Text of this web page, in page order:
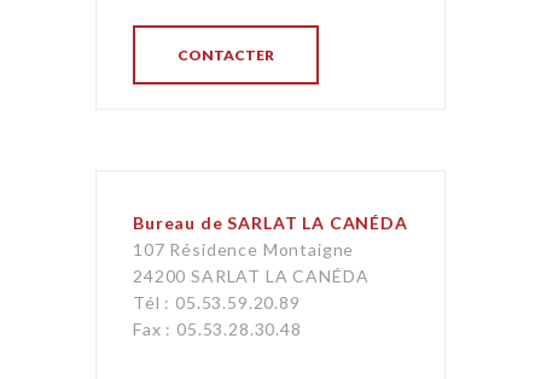
CONTACTER
Bureau de SARLAT LA CANÉDA
107 Résidence Montaigne
24200 SARLAT LA CANÉDA
Tél : 05.53.59.20.89
Fax : 05.53.28.30.48